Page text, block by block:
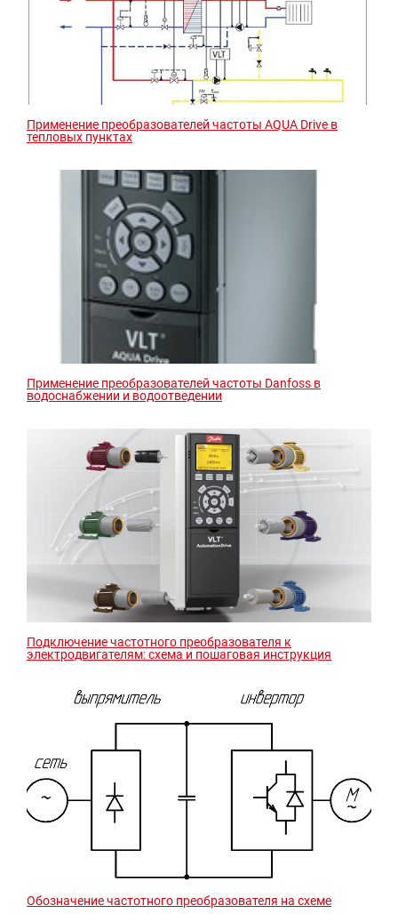
Применение преобразователей частоты AQUA Drive в
тепловых пунктах
Применение преобразователей частоты Danfoss в
водоснабжении и водоотведении
Подключение частотного преобразователя к
электродвигателям: схема и пошаговая инструкция
Обозначение частотного преобразователя на схеме